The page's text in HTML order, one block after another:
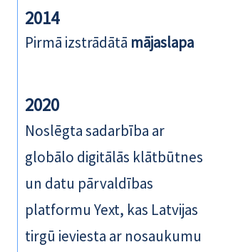
2014
Pirmā izstrādātā mājaslapa
2020
Noslēgta sadarbība ar
globālo digitālās klātbūtnes
un datu pārvaldības
platformu Yext, kas Latvijas
tirgū ieviesta ar nosaukumu